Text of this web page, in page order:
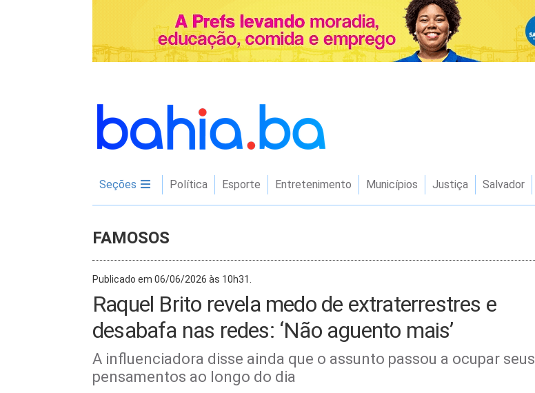
Seções Política Esporte Entretenimento Municípios Justiça Salvador
FAMOSOS
Publicado em 06/06/2026 às 10h31.
Raquel Brito revela medo de extraterrestres e
desabafa nas redes: ‘Não aguento mais’
A influenciadora disse ainda que o assunto passou a ocupar seus
pensamentos ao longo do dia